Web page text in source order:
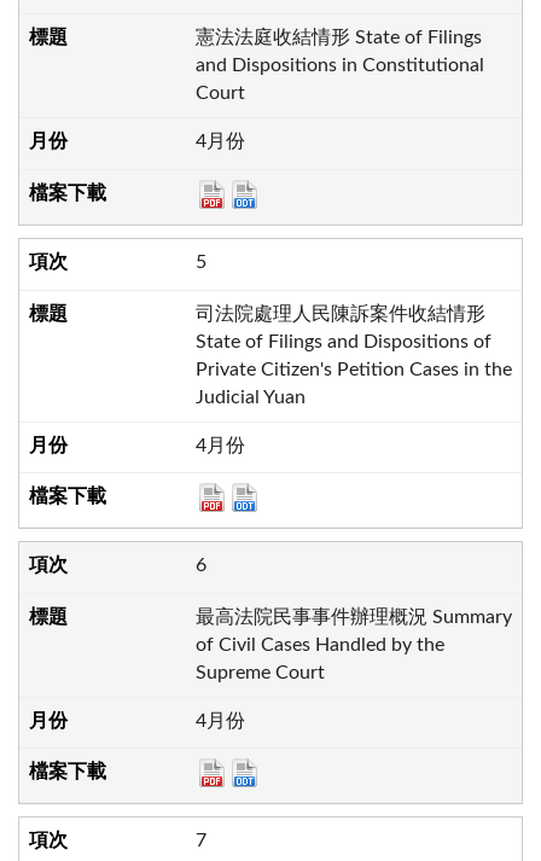
憲法法庭收結情形 State of Filings
and Dispositions in Constitutional
Court
4月份
5
司法院處理人民陳訴案件收結情形
State of Filings and Dispositions of
Private Citizen's Petition Cases in the
Judicial Yuan
4月份
6
最高法院民事事件辦理概況 Summary
of Civil Cases Handled by the
Supreme Court
4月份
7